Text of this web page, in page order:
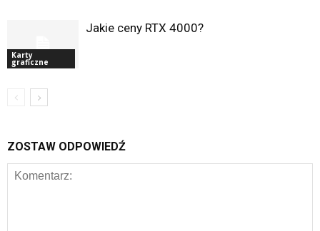
Karty
graficzne
Jakie ceny RTX 4000?
ZOSTAW ODPOWIEDŹ